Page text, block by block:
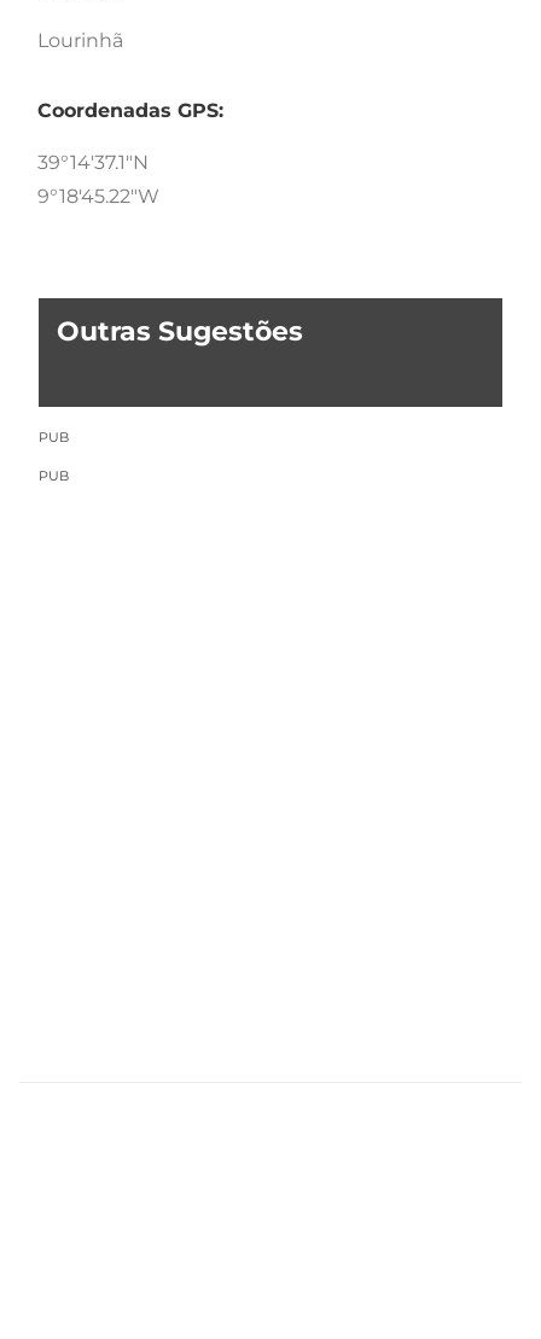
Lourinhã
Coordenadas GPS:
39°14'37.1"N
9°18'45.22"W
Outras Sugestões
PUB
PUB